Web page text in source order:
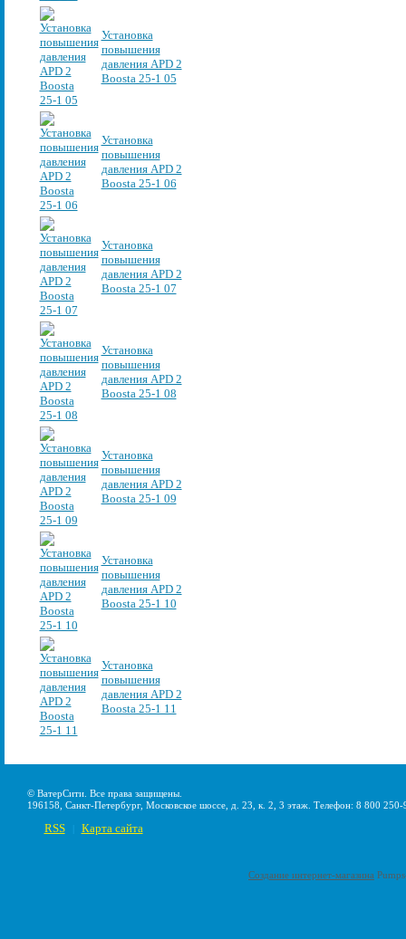
Установка
повышения
давления APD 2
Boosta 25-1 05
Установка
повышения
давления APD 2
Boosta 25-1 06
Установка
повышения
давления APD 2
Boosta 25-1 07
Установка
повышения
давления APD 2
Boosta 25-1 08
Установка
повышения
давления APD 2
Boosta 25-1 09
Установка
повышения
давления APD 2
Boosta 25-1 10
Установка
повышения
давления APD 2
Boosta 25-1 11
© ВатерСити. Все права защищены.
196158, Санкт-Петербург, Московское шоссе, д. 23, к. 2, 3 этаж. Телефон: 8 800
RSS Карта сайта
Создание интернет-магазина